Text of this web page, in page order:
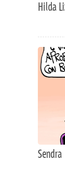
Hilda
Sendra